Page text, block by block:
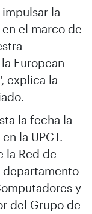
la
el marco de
European
explica la
la fecha la
la UPCT.
la Red de
departamento
y
del Grupo de